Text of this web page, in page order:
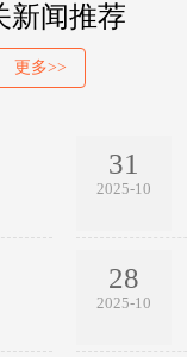
新闻推荐
更多>>
31
2025-10
28
2025-10